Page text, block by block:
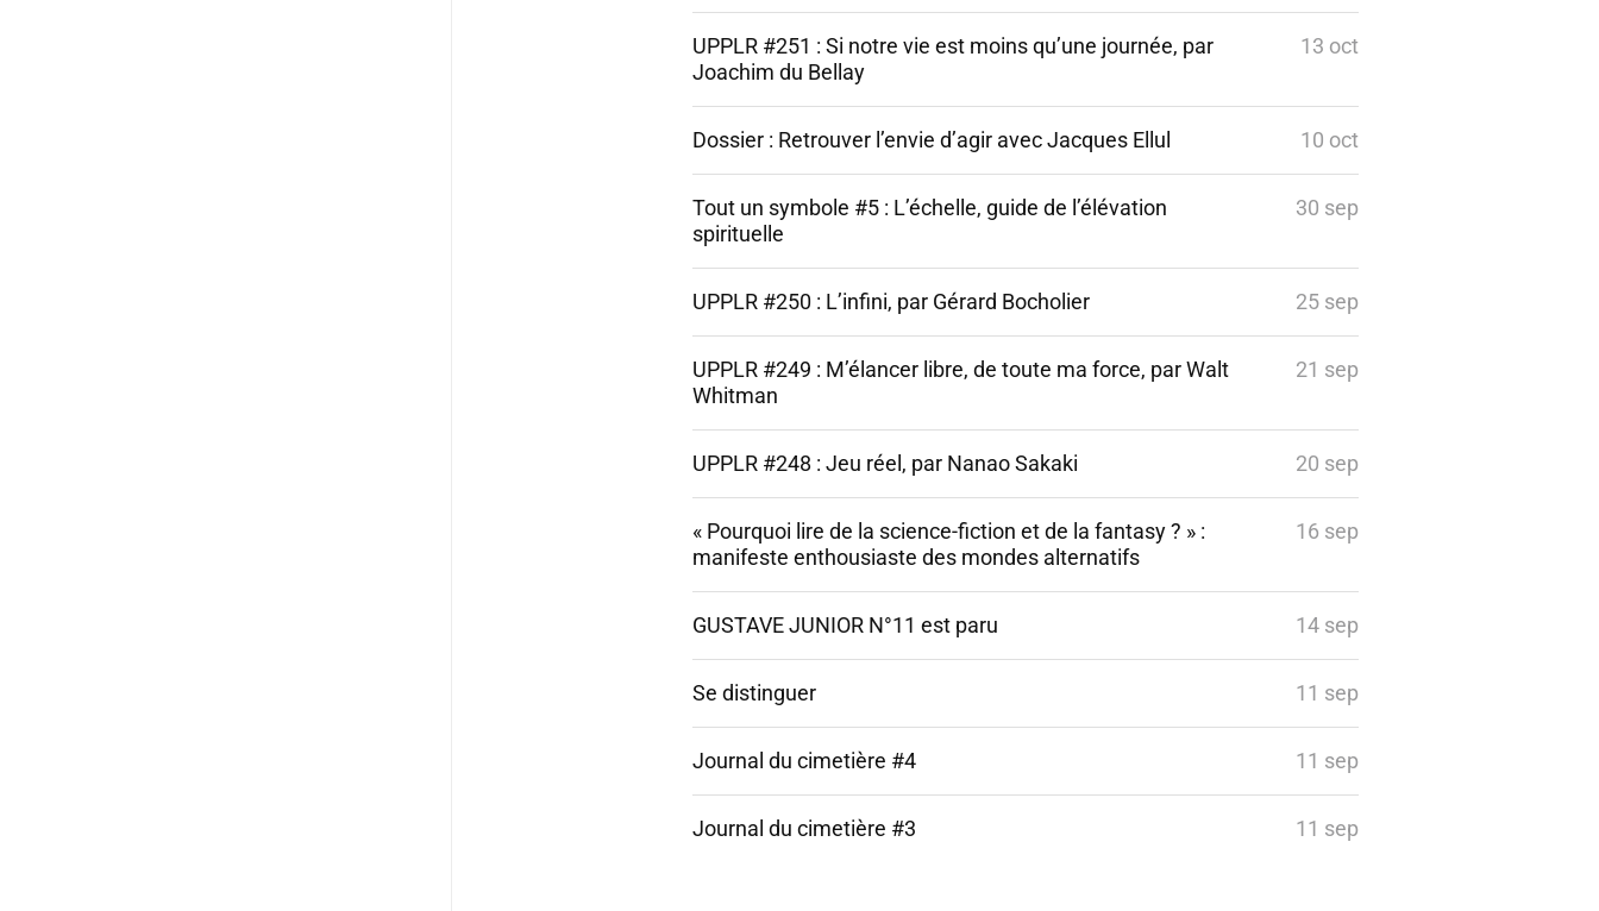
UPPLR #251 : Si notre vie est moins qu’une journée, par
Joachim du Bellay
13 oct
Dossier : Retrouver l’envie d’agir avec Jacques Ellul 10 oct
Tout un symbole #5 : L’échelle, guide de l’élévation
spirituelle
30 sep
UPPLR #250 : L’infini, par Gérard Bocholier 25 sep
UPPLR #249 : M’élancer libre, de toute ma force, par Walt
Whitman
21 sep
UPPLR #248 : Jeu réel, par Nanao Sakaki 20 sep
« Pourquoi lire de la science-fiction et de la fantasy ? » :
manifeste enthousiaste des mondes alternatifs
16 sep
GUSTAVE JUNIOR N°11 est paru 14 sep
Se distinguer 11 sep
Journal du cimetière #4 11 sep
Journal du cimetière #3 11 sep